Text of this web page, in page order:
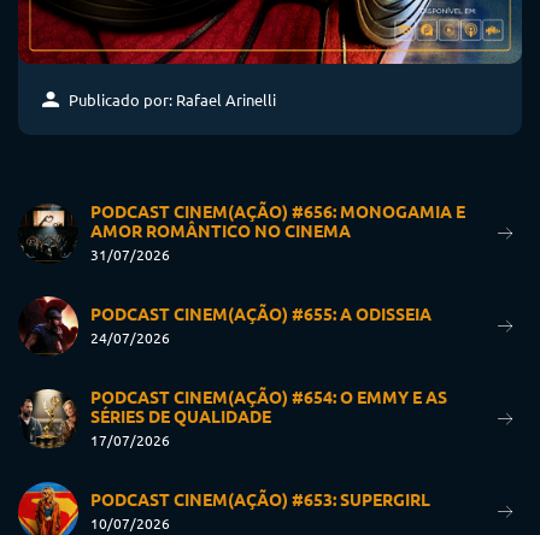
Publicado por: Rafael Arinelli
PODCAST CINEM(AÇÃO) #656: MONOGAMIA E
AMOR ROMÂNTICO NO CINEMA
31/07/2026
PODCAST CINEM(AÇÃO) #655: A ODISSEIA
24/07/2026
PODCAST CINEM(AÇÃO) #654: O EMMY E AS
SÉRIES DE QUALIDADE
17/07/2026
PODCAST CINEM(AÇÃO) #653: SUPERGIRL
10/07/2026